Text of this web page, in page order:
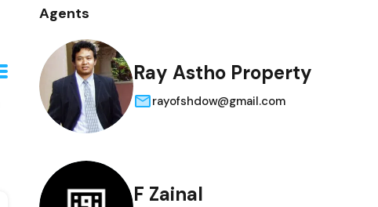
Agents
Ray Astho Property
rayofshdow@gmail.com
F Zainal